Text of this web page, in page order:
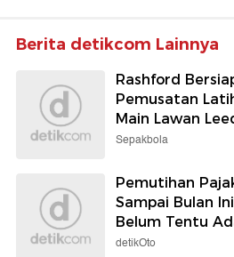
Berita detikcom Lainnya
Rashford
Pemusatan
Main Lawan
Sepakbola
Pemutihan
Sampai Bulan
Belum Tentu
detikOto